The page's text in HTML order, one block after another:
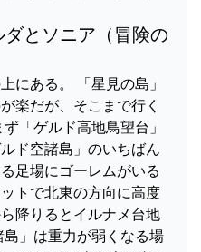
とソニア（冒険の
にある。 「星見の島」
楽だが、そこまで行く
「ゲルド高地鳥望台」
ド空諸島」のいちばん
足場にゴーレムがいる
トで北東の方向に高度
降りるとイルナメ台地
」は重力が弱くなる場